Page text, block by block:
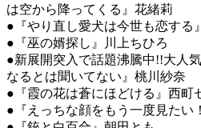
は空から降ってくる』花緒莉
●『やり直し愛犬は今世も恋す
●『巫の婿探し』川上ちひろ
●新展開突入で話題沸騰中!!大人
なるとは聞いてない』桃川紗奈
●『霞の花は蒼にほどける』西
●『えっちな顔をもう一度見た